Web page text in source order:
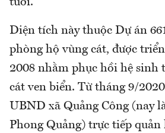
tươi.
Diện tích này thuộc Dự án
phòng hộ vùng cát, được
2008 nhằm phục hồi hệ sinh
cát ven biển. Từ tháng 9/
UBND xã Quảng Công (nay
Phong Quảng) trực tiếp quản